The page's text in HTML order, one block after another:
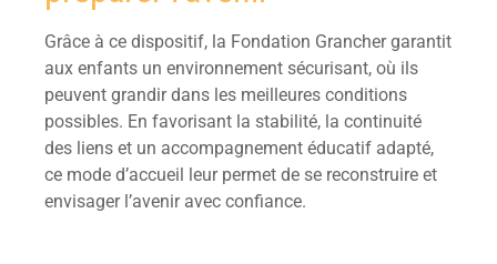
Grâce à ce dispositif, la Fondation Grancher garantit
aux enfants un environnement sécurisant, où ils
peuvent grandir dans les meilleures conditions
possibles. En favorisant la stabilité, la continuité
des liens et un accompagnement éducatif adapté,
ce mode d’accueil leur permet de se reconstruire et
envisager l’avenir avec confiance.